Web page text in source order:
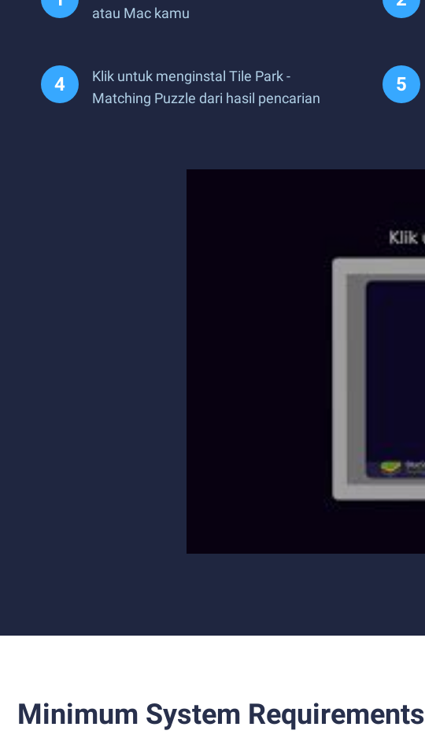
atau Mac kamu
Klik untuk menginstal Tile Park -
Matching Puzzle dari hasil pencarian
Minimum System Requirements